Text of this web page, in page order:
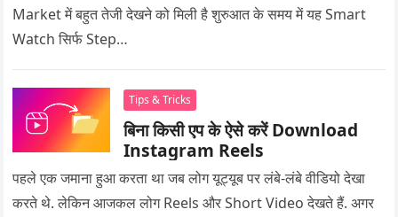
Market में बहुत तेजी देखने को मिली है शुरुआत के समय में यह Smart
Watch सिर्फ Step…
Tips & Tricks
बिना किसी एप के ऐसे करें Download
Instagram Reels
पहले एक जमाना हुआ करता था जब लोग यूट्यूब पर लंबे-लंबे वीडियो देखा
करते थे. लेकिन आजकल लोग Reels और Short Video देखते हैं. अगर